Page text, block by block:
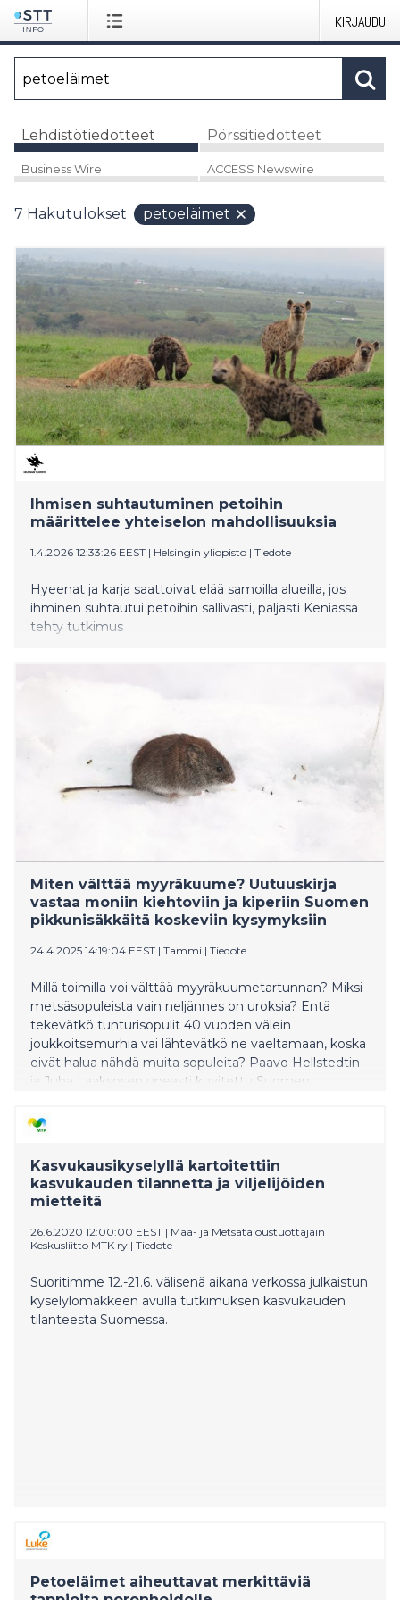
KIRJAUDU
Lehdistötiedotteet Pörssitiedotteet
Business Wire ACCESS Newswire
7 Hakutulokset petoeläimet
Ihmisen suhtautuminen petoihin
määrittelee yhteiselon mahdollisuuksia
1.4.2026 12:33:26 EEST | Helsingin yliopisto | Tiedote
Hyeenat ja karja saattoivat elää samoilla alueilla, jos
ihminen suhtautui petoihin sallivasti, paljasti Keniassa
tehty tutkimus
Miten välttää myyräkuume? Uutuuskirja
vastaa moniin kiehtoviin ja kiperiin Suomen
pikkunisäkkäitä koskeviin kysymyksiin
24.4.2025 14:19:04 EEST | Tammi | Tiedote
Millä toimilla voi välttää myyräkuumetartunnan? Miksi
metsäsopuleista vain neljännes on uroksia? Entä
tekevätkö tunturisopulit 40 vuoden välein
joukkoitsemurhia vai lähtevätkö ne vaeltamaan, koska
eivät halua nähdä muita sopuleita? Paavo Hellstedtin
ja Juha Laaksosen upeasti kuvitettu Suomen
merkityksestä ekosysteemissämme ja tarjoaa
huimasti tietoa eri lajien erityispiirteistä.
Kasvukausikyselyllä kartoitettiin
kasvukauden tilannetta ja viljelijöiden
mietteitä
26.6.2020 12:00:00 EEST | Maa- ja Metsätaloustuottajain
Keskusliitto MTK ry | Tiedote
Suoritimme 12.-21.6. välisenä aikana verkossa julkaistun
kyselylomakkeen avulla tutkimuksen kasvukauden
tilanteesta Suomessa.
Petoeläimet aiheuttavat merkittäviä